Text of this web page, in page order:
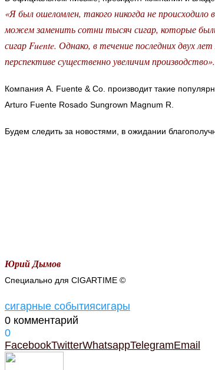
«Я был ошеломлен, такого никогда не
можем заменить сотни тысяч сигар, которые
сигар Fuente. Однако, в течение последних двух
перспективе существенно увеличим производство».
Компания A. Fuente & Co. производит такие
Arturo Fuente Rosado Sungrown Magnum R.
Будем следить за новостями, в ожидании
Юрий Дымов
Специально для CIGARTIME ©
сигарные событиясигары
0 комментарий
0
FacebookTwitterWhatsappTelegramEmail